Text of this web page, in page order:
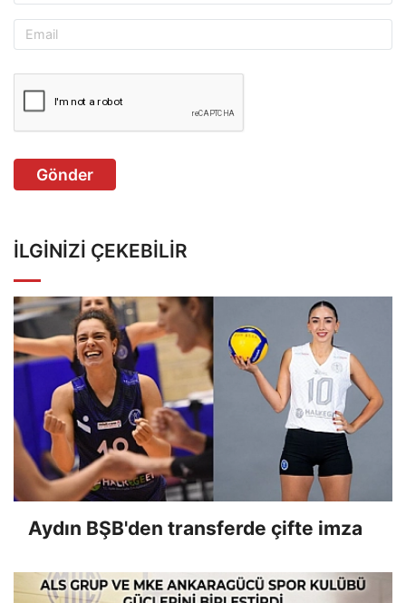
Gönder
İLGINIZI ÇEKEBILIR
Aydın BŞB'den transferde çifte imza